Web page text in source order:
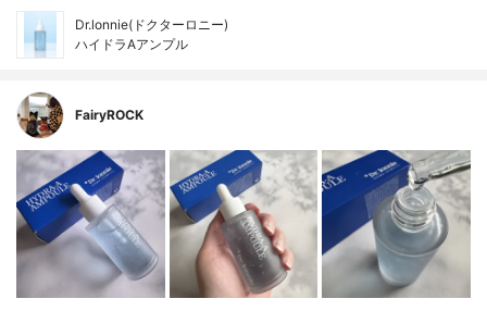
Dr.lonnie(ドクターロニー)
ハイドラAアンプル
FairyROCK